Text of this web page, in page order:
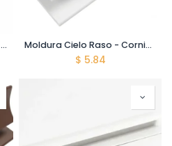
Lámina Cielo Raso - Haya - Laminada - 8*200*5900mm Moldura Cielo Raso - Cornisa - Top Corner - Blanco - 5900mm
$ 5.84